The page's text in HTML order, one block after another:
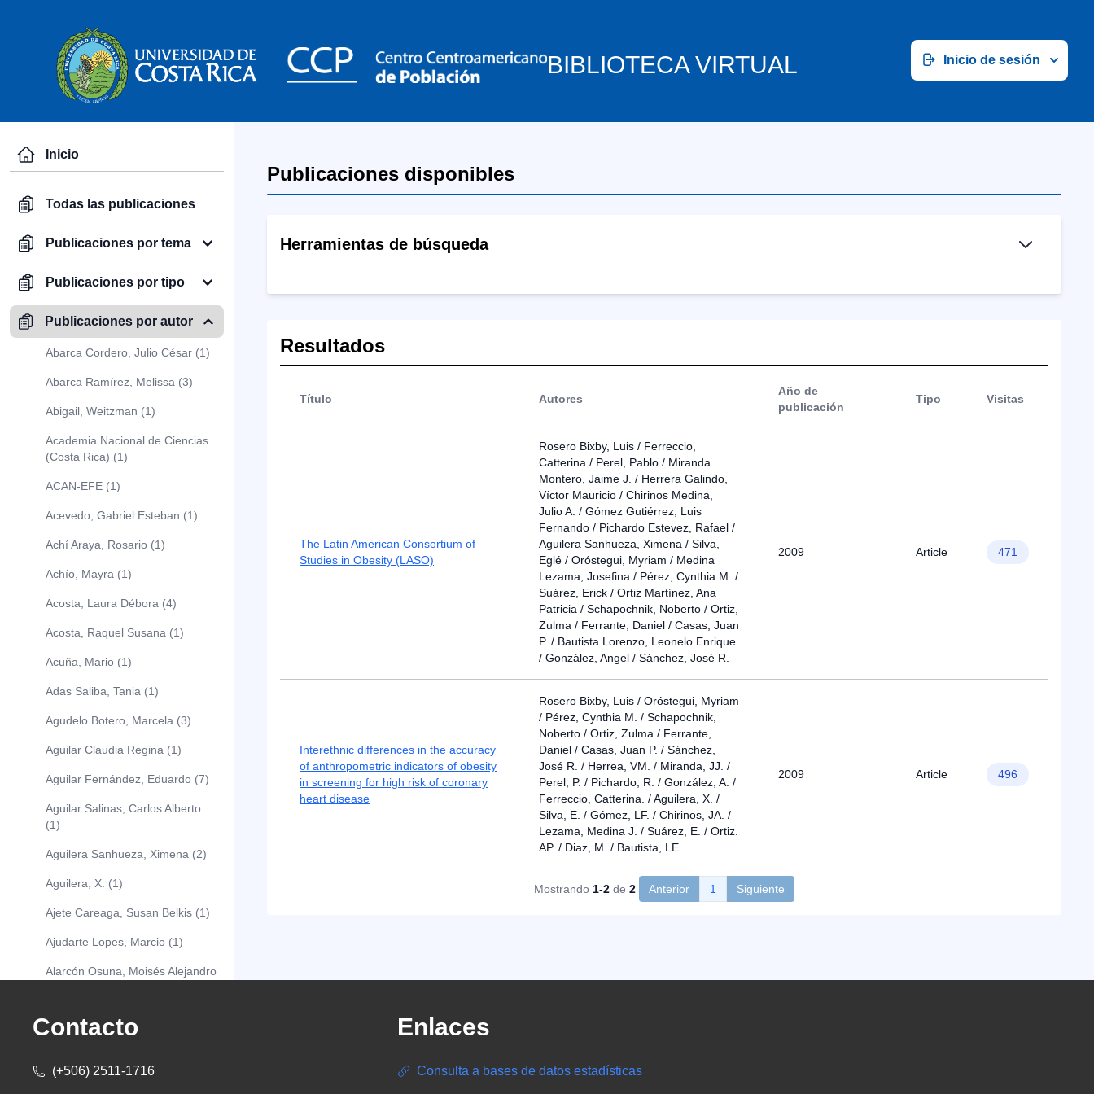
BIBLIOTECA VIRTUAL Inicio de sesión
Inicio
Todas las publicaciones
Publicaciones por tema
Publicaciones por tipo
Publicaciones por autor
Abarca Cordero, Julio César (1)
Abarca Ramírez, Melissa (3)
Abigail, Weitzman (1)
Academia Nacional de Ciencias
(Costa Rica) (1)
ACAN-EFE (1)
Acevedo, Gabriel Esteban (1)
Achí Araya, Rosario (1)
Achío, Mayra (1)
Acosta, Laura Débora (4)
Acosta, Raquel Susana (1)
Acuña, Mario (1)
Adas Saliba, Tania (1)
Agudelo Botero, Marcela (3)
Aguilar Claudia Regina (1)
Aguilar Fernández, Eduardo (7)
Aguilar Salinas, Carlos Alberto
(1)
Aguilera Sanhueza, Ximena (2)
Aguilera, X. (1)
Ajete Careaga, Susan Belkis (1)
Ajudarte Lopes, Marcio (1)
Alarcón Osuna, Moisés Alejandro
Alarcón Sánchez, Alberto (1)
Alcócer Alfaro, Diana (1)
Publicaciones disponibles
Herramientas de búsqueda
Resultados
Título Autores
Año de
publicación
Tipo Visitas
The Latin American Consortium of
Studies in Obesity (LASO)
Rosero Bixby, Luis / Ferreccio,
Catterina / Perel, Pablo / Miranda
Montero, Jaime J. / Herrera Galindo,
Víctor Mauricio / Chirinos Medina,
Julio A. / Gómez Gutiérrez, Luis
Fernando / Pichardo Estevez, Rafael /
Aguilera Sanhueza, Ximena / Silva,
Eglé / Oróstegui, Myriam / Medina
Lezama, Josefina / Pérez, Cynthia M. /
Suárez, Erick / Ortiz Martínez, Ana
Patricia / Schapochnik, Noberto / Ortiz,
Zulma / Ferrante, Daniel / Casas, Juan
P. / Bautista Lorenzo, Leonelo Enrique
/ González, Angel / Sánchez, José R.
2009 Article 471
Interethnic differences in the accuracy
of anthropometric indicators of obesity
in screening for high risk of coronary
heart disease
Rosero Bixby, Luis / Oróstegui, Myriam
/ Pérez, Cynthia M. / Schapochnik,
Noberto / Ortiz, Zulma / Ferrante,
Daniel / Casas, Juan P. / Sánchez,
José R. / Herrea, VM. / Miranda, JJ. /
Perel, P. / Pichardo, R. / González, A. /
Ferreccio, Catterina. / Aguilera, X. /
Silva, E. / Gómez, LF. / Chirinos, JA. /
Lezama, Medina J. / Suárez, E. / Ortiz.
AP. / Diaz, M. / Bautista, LE.
2009 Article 496
Mostrando 1-2 de 2 Anterior 1 Siguiente
Contacto
(+506) 2511-1716
Enlaces
Consulta a bases de datos estadísticas